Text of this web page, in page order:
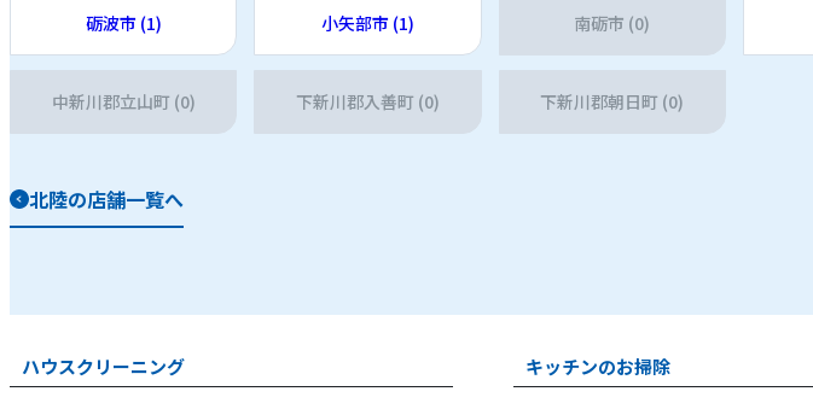
砺波市 (1) 小矢部市 (1) 南砺市 (0)
中新川郡立山町 (0) 下新川郡入善町 (0) 下新川郡朝日町 (0)
北陸の店舗一覧へ
ハウスクリーニング キッチンのお掃除